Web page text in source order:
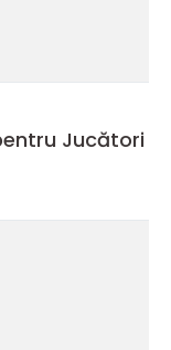
Jucători